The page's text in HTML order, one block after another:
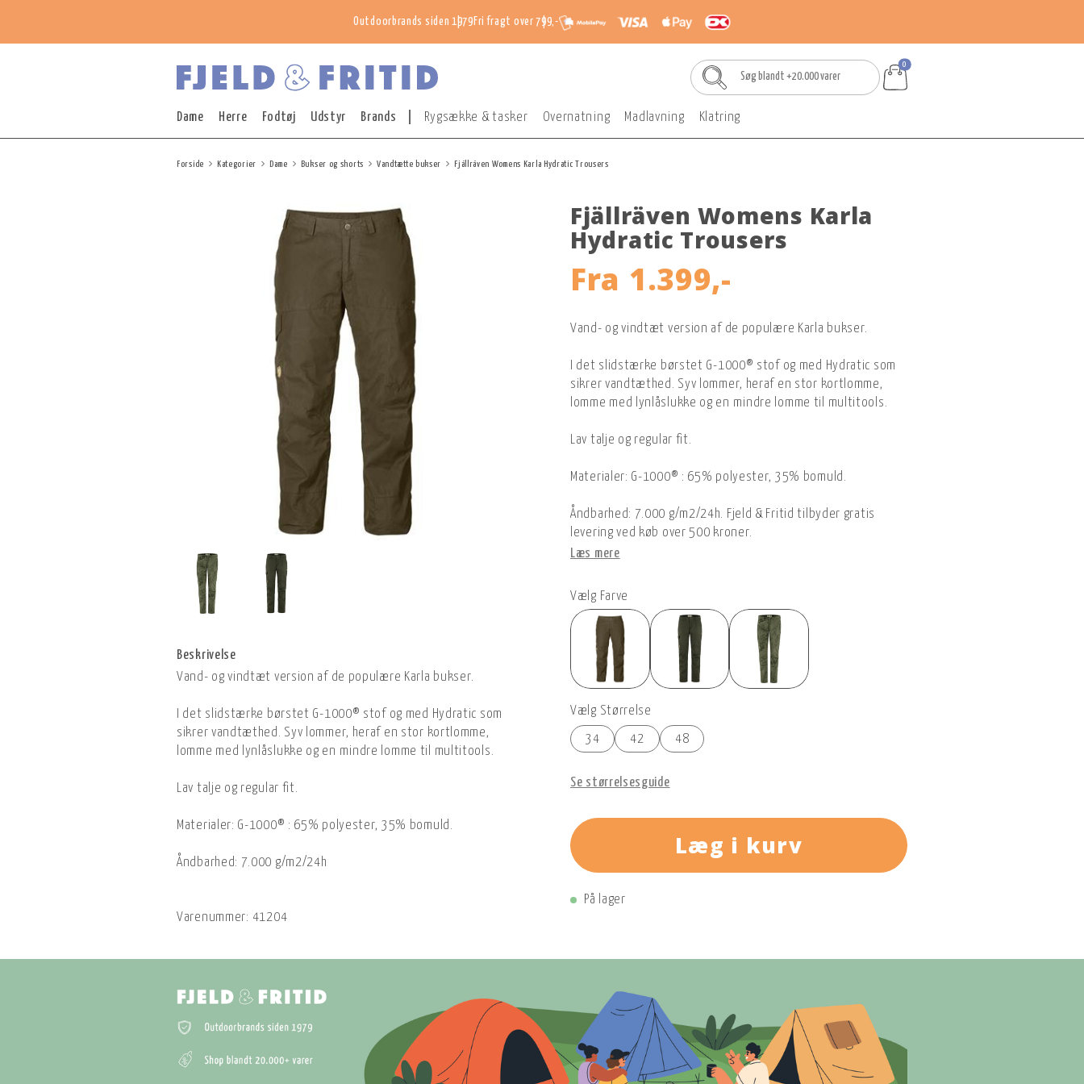
Outdoorbrands siden 1979 Fri fragt over 799,-
0
Dame Herre Fodtøj Udstyr Brands Rygsække & tasker Overnatning Madlavning Klatring
Forside Kategorier Dame Bukser og shorts Vandtætte bukser Fjällräven Womens Karla Hydratic Trousers
Beskrivelse
Vand- og vindtæt version af de populære Karla bukser.
I det slidstærke børstet G-1000® stof og med Hydratic som
sikrer vandtæthed. Syv lommer, heraf en stor kortlomme,
lomme med lynlåslukke og en mindre lomme til multitools.
Lav talje og regular fit.
Materialer: G-1000® : 65% polyester, 35% bomuld.
Åndbarhed: 7.000 g/m2/24h
Varenummer: 41204
Fjällräven Womens Karla
Hydratic Trousers
Fra 1.399,-
Vand- og vindtæt version af de populære Karla bukser.
I det slidstærke børstet G-1000® stof og med Hydratic som
sikrer vandtæthed. Syv lommer, heraf en stor kortlomme,
lomme med lynlåslukke og en mindre lomme til multitools.
Lav talje og regular fit.
Materialer: G-1000® : 65% polyester, 35% bomuld.
Åndbarhed: 7.000 g/m2/24h. Fjeld & Fritid tilbyder gratis
levering ved køb over 500 kroner.
Læs mere
Vælg Farve
Vælg Størrelse
34 42 48
Se størrelsesguide
Læg i kurv
På lager